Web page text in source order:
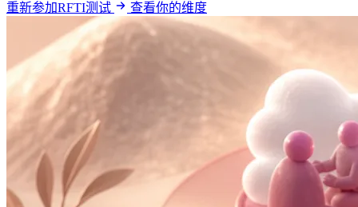
重新参加RFTI测试 查看你的维度